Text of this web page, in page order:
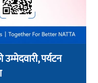
पर्यटन